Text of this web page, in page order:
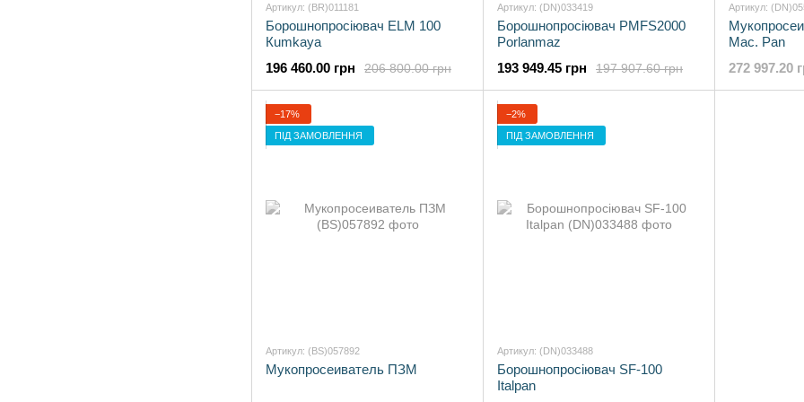
Артикул: (BR)011181
Борошнопросіювач ELM 100
Кumkaya
206 800.00 грн
196 460.00 грн
Артикул: (DN)033419
Борошнопросіювач PMFS2000
Porlanmaz
197 907.60 грн
193 949.45 грн
Артикул:
Mac. Pan
272 997.20
−17%
ПІД ЗАМОВЛЕННЯ
Артикул: (BS)057892
Мукопросеиватель ПЗМ
−2%
ПІД ЗАМОВЛЕННЯ
Артикул: (DN)033488
Борошнопросіювач SF-100
Italpan